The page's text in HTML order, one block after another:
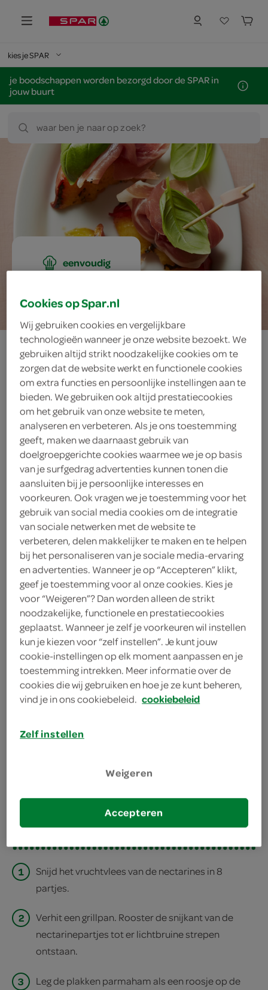
kies je SPAR
je boodschappen worden bezorgd door de SPAR in
jouw buurt
waar ben je naar op zoek?
eenvoudig
nectarine met
rauwe ham en
basilicum
ingrediënten
8 basilicumblaadjes
4 plakken rauwe hammen
4 plakken parmaham
2 nectarines
kies je winkel
benodigdheden
deel op twitter
print recept
1
Snijd het vruchtvlees van de nectarines in 8
partjes.
2
Verhit een grillpan. Rooster de snijkant van de
nectarinepartjes tot er lichtbruine strepen
ontstaan.
3
Leg de plakken parmaham als een roosje op de
Cookies op Spar.nl
Wij gebruiken cookies en vergelijkbare
technologieën wanneer je onze website bezoekt. We
gebruiken altijd strikt noodzakelijke cookies om te
zorgen dat de website werkt en functionele cookies
om extra functies en persoonlijke instellingen aan te
bieden. We gebruiken ook altijd prestatiecookies
om het gebruik van onze website te meten,
analyseren en verbeteren. Als je ons toestemming
geeft, maken we daarnaast gebruik van
doelgroepgerichte cookies waarmee we je op basis
van je surfgedrag advertenties kunnen tonen die
aansluiten bij je persoonlijke interesses en
voorkeuren. Ook vragen we je toestemming voor het
gebruik van social media cookies om de integratie
van sociale netwerken met de website te
verbeteren, delen makkelijker te maken en te helpen
bij het personaliseren van je sociale media-ervaring
en advertenties. Wanneer je op “Accepteren” klikt,
geef je toestemming voor al onze cookies. Kies je
voor “Weigeren”? Dan worden alleen de strikt
noodzakelijke, functionele en prestatiecookies
geplaatst. Wanneer je zelf je voorkeuren wil instellen
kun je kiezen voor “zelf instellen”. Je kunt jouw
cookie-instellingen op elk moment aanpassen en je
toestemming intrekken. Meer informatie over de
cookies die wij gebruiken en hoe je ze kunt beheren,
vind je in ons cookiebeleid. cookiebeleid
Zelf instellen
Weigeren
Accepteren